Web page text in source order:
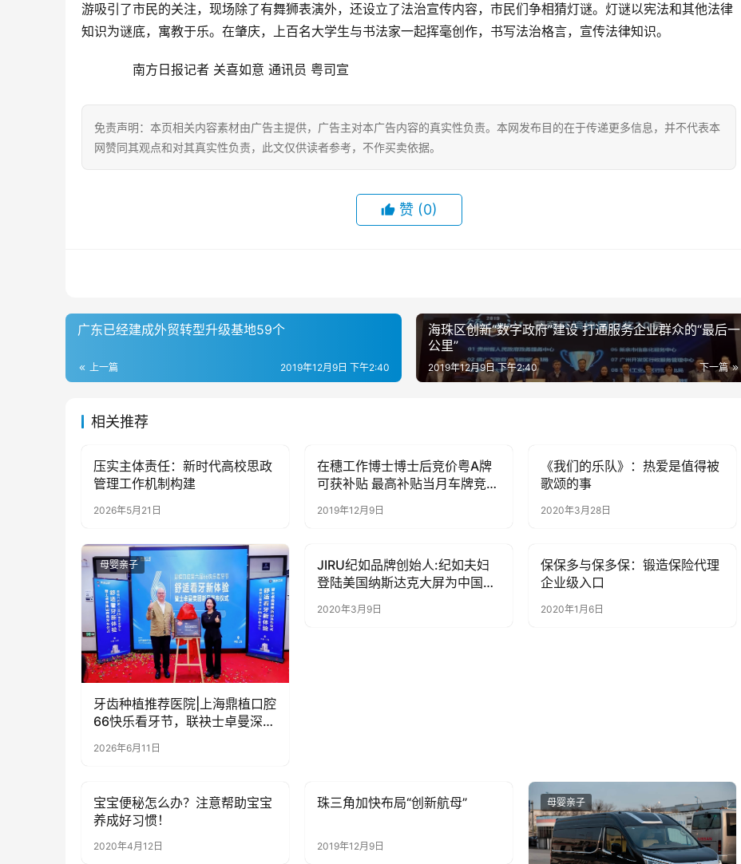
游吸引了市民的关注，现场除了有舞狮表演外，还设立了法治宣传内容，市民们争相猜灯谜。灯谜以宪法和其他法律
知识为谜底，寓教于乐。在肇庆，上百名大学生与书法家一起挥毫创作，书写法治格言，宣传法律知识。
南方日报记者 关喜如意 通讯员 粤司宣
免责声明：本页相关内容素材由广告主提供，广告主对本广告内容的真实性负责。本网发布目的在于传递更多信息，并不代表本
网赞同其观点和对其真实性负责，此文仅供读者参考，不作买卖依据。
赞 (0)
广东已经建成外贸转型升级基地59个
上一篇 2019年12月9日 下午2:40
海珠区创新“数字政府”建设 打通服务企业群众的“最后一
公里”
下一篇
2019年12月9日 下午2:40
相关推荐
母婴亲子
压实主体责任：新时代高校思政
管理工作机制构建
2026年5月21日
母婴亲子
在穗工作博士博士后竞价粤A牌
可获补贴 最高补贴当月车牌竞价
均价
2019年12月9日
母婴亲子
《我们的乐队》：热爱是值得被
歌颂的事
2020年3月28日
母婴亲子
牙齿种植推荐医院|上海鼎植口腔
66快乐看牙节，联袂士卓曼深度
2026年6月11日
母婴亲子
JIRU纪如品牌创始人:纪如夫妇
登陆美国纳斯达克大屏为中国加
2020年3月9日
母婴亲子
保保多与保多保：锻造保险代理
企业级入口
2020年1月6日
母婴亲子
宝宝便秘怎么办？注意帮助宝宝
养成好习惯！
2020年4月12日
母婴亲子
珠三角加快布局“创新航母”
2019年12月9日
母婴亲子